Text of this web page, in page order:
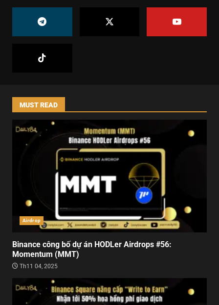
MUST READ
Airdrop
Binance công bố dự án HODLer Airdrops #56:
Momentum (MMT)
Th11 04, 2025